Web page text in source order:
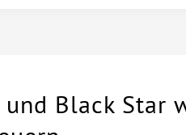
Black Star